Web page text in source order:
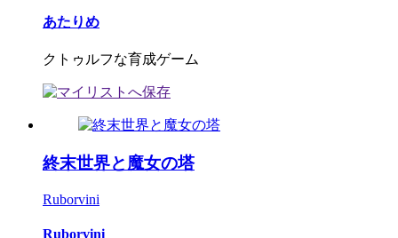
あたりめ
クトゥルフな育成ゲーム
終末世界と魔女の塔
Ruborvini
Ruborvini